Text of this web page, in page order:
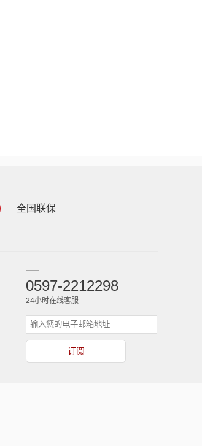
全国联保
0597-2212298
24小时在线客服
订阅